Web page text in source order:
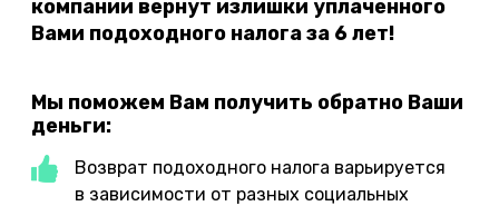
компании вернут излишки уплаченного
Вами подоходного налога за 6 лет!
Мы поможем Вам получить обратно Ваши
деньги:
Возврат подоходного налога варьируется
в зависимости от разных социальных